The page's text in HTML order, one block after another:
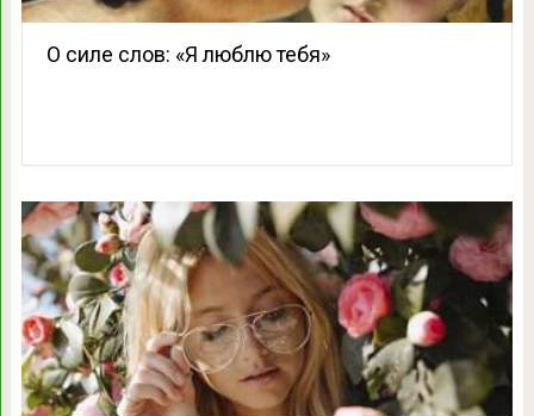
О силе слов: «Я люблю тебя»